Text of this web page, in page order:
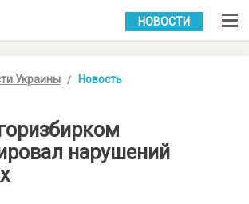
УКР РУС
НОВОСТИ
Украины Новость
нарушений